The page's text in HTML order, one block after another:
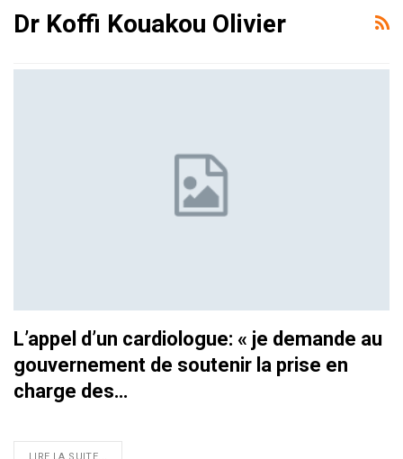
Dr Koffi Kouakou Olivier
L’appel d’un cardiologue: « je demande au
gouvernement de soutenir la prise en
charge des…
LIRE LA SUITE...